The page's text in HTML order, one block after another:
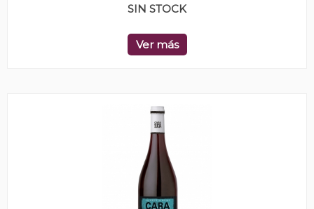
SIN STOCK
Ver más